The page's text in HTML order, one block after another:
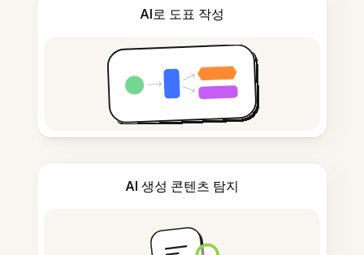
AI로 도표 작성
AI 생성 콘텐츠 탐지